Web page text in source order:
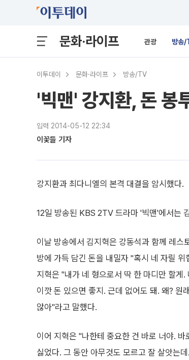
문화·라이프 관광 방송
이투데이 문화·라이프 방송/TV
'빅맨' 강지환, 돈 봉
입력 2014-05-12 22:34
이꽃들 기자
강지환과 최다니엘의 본격 대결을 암시했다.
12일 방송된 KBS 2TV 드라마 '빅맨'에서는
이날 방송에서 김지혁은 강동석과 함께 레
방에 가득 담긴 돈을 내밀자 "혹시 네 자릴
지혁은 "내가 네 형으로서 딱 한 마디만 할게
이깟 돈 있으면 좋지. 근데 없어도 돼. 왜? 원
않아"라고 말했다.
이어 지혁은 "나한테 중요한 건 바로 너야. 바
싫었다. 그 동안 아무것도 모르고 잘 살앗는